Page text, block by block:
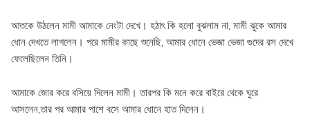
আতকে উঠলেন মামী আমাকে নেংটা দেখে। হঠাৎ কি হলো বুঝলাম না, মামী ঝুকে আমার
ধোন দেখতে লাগলেন। পরে মামীর কাছে শুনেছি, আমার ধোনে ভেজা ভেজা গুদের রস দেখে
ফেলেছিলেন তিনি।
আমাকে জোর করে বসিয়ে দিলেন মামী। তারপর কি মনে করে বাইরে থেকে ঘুরে
আসলেন,তার পর আমার পাশে বসে আমার ধোনে হাত দিলেন।